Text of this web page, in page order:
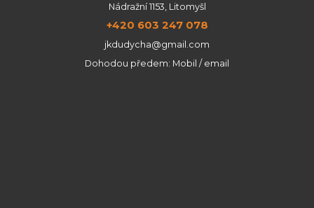
Nádražní 1153, Litomyšl
+420 603 247 078
jkdudycha@gmail.com
Dohodou předem: Mobil / email